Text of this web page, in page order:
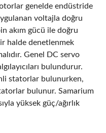
genelde endüstride
voltajla doğru
akım gücü ile doğru
halde denetlenmek
Genel DC servo
bulundurur.
statorlar bulunurken,
bulunur. Samarium
yüksek güç/ağırlık